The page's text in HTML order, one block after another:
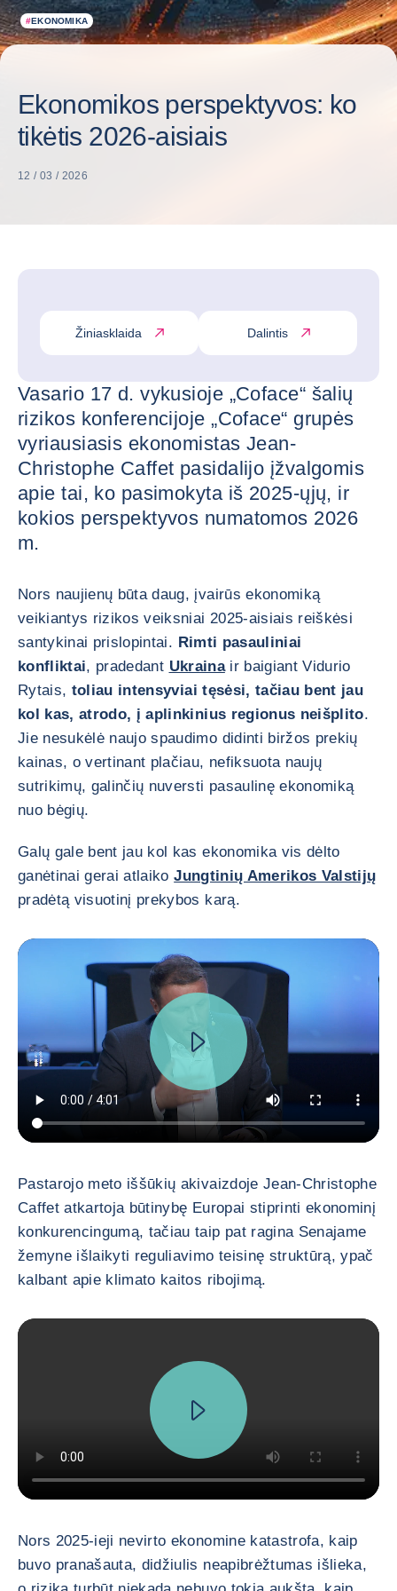
#EKONOMIKA
Ekonomikos perspektyvos: ko
tikėtis 2026-aisiais
12 / 03 / 2026
Žiniasklaida Dalintis
Vasario 17 d. vykusioje „Coface“ šalių
rizikos konferencijoje „Coface“ grupės
vyriausiasis ekonomistas Jean-
Christophe Caffet pasidalijo įžvalgomis
apie tai, ko pasimokyta iš 2025-ųjų, ir
kokios perspektyvos numatomos 2026
m.
Nors naujienų būta daug, įvairūs ekonomiką
veikiantys rizikos veiksniai 2025-aisiais reiškėsi
santykinai prislopintai. Rimti pasauliniai
konfliktai, pradedant Ukrainair baigiant Vidurio
Rytais, toliau intensyviai tęsėsi, tačiau bent jau
kol kas, atrodo, į aplinkinius regionus neišplito.
Jie nesukėlė naujo spaudimo didinti biržos prekių
kainas, o vertinant plačiau, nefiksuota naujų
sutrikimų, galinčių nuversti pasaulinę ekonomiką
nuo bėgių.
Galų gale bent jau kol kas ekonomika vis dėlto
ganėtinai gerai atlaikoJungtinių Amerikos Valstijų
pradėtą visuotinį prekybos karą.
Pastarojo meto iššūkių akivaizdoje Jean-Christophe
Caffet atkartoja būtinybę Europai stiprinti ekonominį
konkurencingumą, tačiau taip pat ragina Senajame
žemyne išlaikyti reguliavimo teisinę struktūrą, ypač
kalbant apie klimato kaitos ribojimą.
Nors 2025-ieji nevirto ekonomine katastrofa, kaip
buvo pranašauta, didžiulis neapibrėžtumas išlieka,